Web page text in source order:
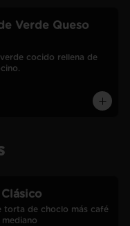
Verde Queso
cocido rellena de
torta de choclo más café
mediano